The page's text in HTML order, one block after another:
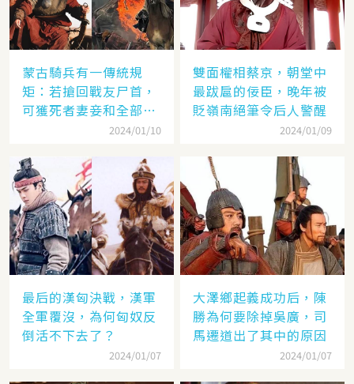
蒙古騎兵有一傳統規
矩：若搶回戰友尸首，
可獲死者妻妾和全部牲
2024/01/10
雙面權相蔡京，朝堂中
最跋扈的佞臣，晚年被
貶嶺南絕筆令后人警醒
2024/01/09
最后的漢匈決戰，漢軍
全軍覆沒，為何匈奴反
倒活不下去了？
2024/01/07
大澤鄉起義成功后，陳
勝為何要除掉吳廣，司
馬遷道出了其中的原因
2024/01/07